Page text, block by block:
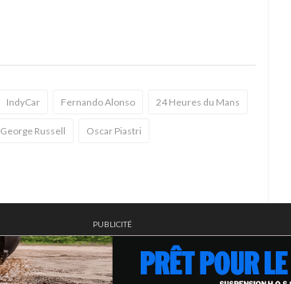
IndyCar Fernando Alonso 24 Heures du Mans
George Russell Oscar Piastri
PUBLICITÉ